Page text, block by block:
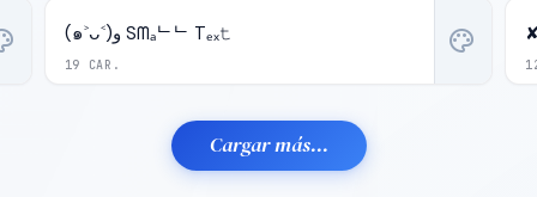
19 CAR.
(๑˃ᴗ˂)ﻭ Sᗰₐᄂᄂ Tₑₓ𝚝 palette
Cargar más...